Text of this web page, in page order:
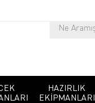
HAZIRLIK
EKIPMANLARI